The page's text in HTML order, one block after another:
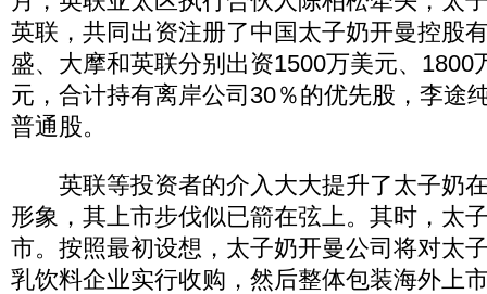
英联，共同出资注册了中国太子奶开曼控股
盛、大摩和英联分别出资1500万美元、1800
元，合计持有离岸公司30％的优先股，李途
普通股。
英联等投资者的介入大大提升了太子奶
形象，其上市步伐似已箭在弦上。其时，太
市。按照最初设想，太子奶开曼公司将对太
乳饮料企业实行收购，然后整体包装海外上